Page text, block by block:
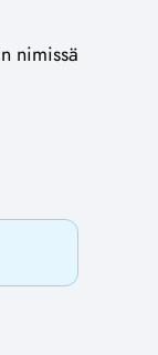
nimissä